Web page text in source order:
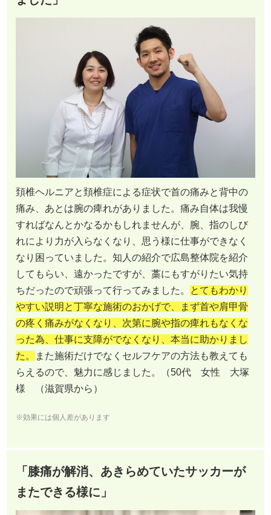
頚椎ヘルニアと頚椎症による症状で首の痛みと背中の
痛み、あとは腕の痺れがありました。痛み自体は我慢
すればなんとかなるかもしれませんが、腕、指のしび
れにより力が入らなくなり、思う様に仕事ができなく
なり困っていました。知人の紹介で広島整体院を紹介
してもらい、遠かったですが、藁にもすがりたい気持
ちだったので頑張って行ってみました。
とてもわかり
やすい説明と丁寧な施術のおかげで、まず首や肩甲骨
の疼く痛みがなくなり、次第に腕や指の痺れもなくな
った為、仕事に支障がでなくなり、本当に助かりまし
た。
また施術だけでなくセルフケアの方法も教えても
らえるので、魅力に感じました。（50代 女性 大塚
様 （滋賀県から）
※効果には個人差があります
「膝痛が解消、あきらめていたサッカーが
またできる様に」